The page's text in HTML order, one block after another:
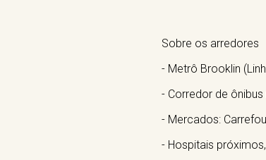
Sobre os arredores
- Metrô Brooklin
- Corredor de
- Mercados:
- Hospitais